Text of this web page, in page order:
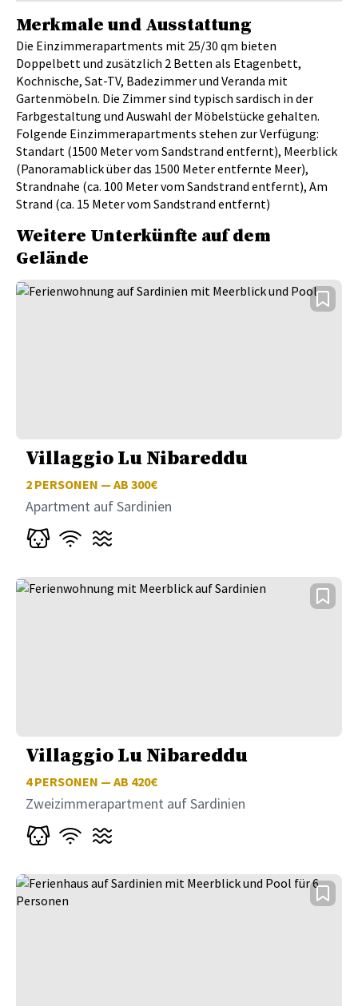
Merkmale und Ausstattung
Die Einzimmerapartments mit 25/30 qm bieten
Doppelbett und zusätzlich 2 Betten als Etagenbett,
Kochnische, Sat-TV, Badezimmer und Veranda mit
Gartenmöbeln. Die Zimmer sind typisch sardisch in der
Farbgestaltung und Auswahl der Möbelstücke gehalten.
Folgende Einzimmerapartments stehen zur Verfügung:
Standart (1500 Meter vom Sandstrand entfernt), Meerblick
(Panoramablick über das 1500 Meter entfernte Meer),
Strandnahe (ca. 100 Meter vom Sandstrand entfernt), Am
Strand (ca. 15 Meter vom Sandstrand entfernt)
Weitere Unterkünfte auf dem
Gelände
Villaggio Lu Nibareddu
2 PERSONEN — AB 300€
Apartment auf Sardinien
Villaggio Lu Nibareddu
4PERSONEN — AB 420€
Zweizimmerapartment auf Sardinien